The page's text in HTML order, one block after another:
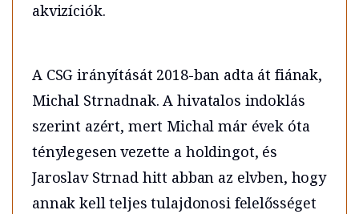
akvizíciók.
A CSG irányítását 2018-ban adta át fiának,
Michal Strnadnak. A hivatalos indoklás
szerint azért, mert Michal már évek óta
ténylegesen vezette a holdingot, és
Jaroslav Strnad hitt abban az elvben, hogy
annak kell teljes tulajdonosi felelősséget